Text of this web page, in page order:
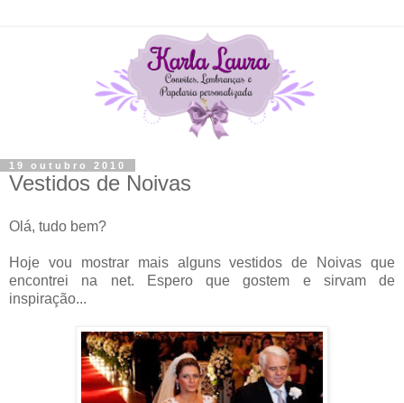
19 outubro 2010
Vestidos de Noivas
Olá, tudo bem?
Hoje vou mostrar mais alguns vestidos de Noivas que
encontrei na net. Espero que gostem e sirvam de
inspiração...